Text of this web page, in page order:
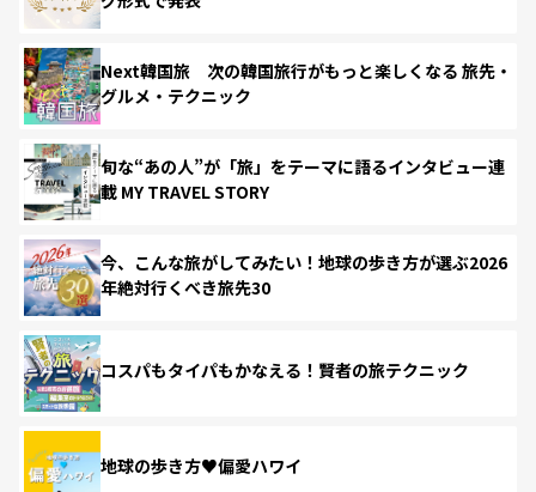
Next韓国旅 次の韓国旅行がもっと楽しくなる 旅先・
グルメ・テクニック
旬な“あの人”が「旅」をテーマに語るインタビュー連
載 MY TRAVEL STORY
今、こんな旅がしてみたい！地球の歩き方が選ぶ2026
年絶対行くべき旅先30
コスパもタイパもかなえる！賢者の旅テクニック
地球の歩き方♥偏愛ハワイ